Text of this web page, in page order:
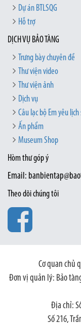
Dự án BTLSQG
Hỗ trợ
DỊCH VỤ BẢO TÀNG
Trưng bày chuyên đề
Thư viện video
Thư viện ảnh
Dịch vụ
Câu lạc bộ Em yêu lịch
Ấn phẩm
Museum Shop
Hòm thư góp ý
Email:
Theo dõi chúng tôi
Cơ quan chủ
Đơn vị quản lý: Bảo
Địa chỉ:
Số 216,